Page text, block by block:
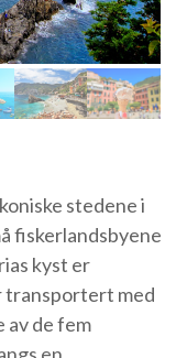
stedene i
fiskerlandsbyene
kyst er
transportert med
av de fem